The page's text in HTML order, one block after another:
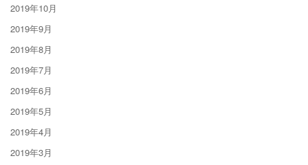
2019年10月
2019年9月
2019年8月
2019年7月
2019年6月
2019年5月
2019年4月
2019年3月